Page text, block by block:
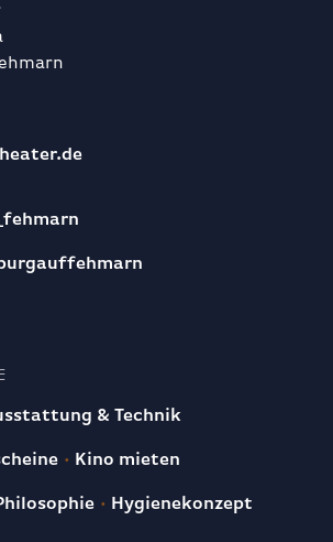
& Technik
Kino mieten
Hygienekonzept